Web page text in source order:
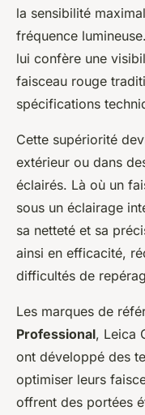
la sensibilité
fréquence
lui confère une
faisceau rouge
spécifications
Cette supériorité
extérieur ou dans
éclairés. Là où un
sous un éclairage
sa netteté et sa
ainsi en efficacité,
difficultés de
Les marques de
Professional, Leica
ont développé des
optimiser leurs
offrent des portées